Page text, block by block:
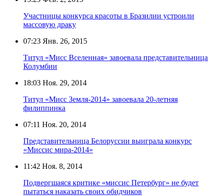
Участницы конкурса красоты в Бразилии устроили
массовую драку
07:23 Янв. 26, 2015
Титул «Мисс Вселенная» завоевала представительница
Колумбии
18:03 Ноя. 29, 2014
Титул «Мисс Земля-2014» завоевала 20-летняя
филиппинка
07:11 Ноя. 20, 2014
Представительница Белоруссии выиграла конкурс
«Миссис мира-2014»
11:42 Ноя. 8, 2014
Подвергшаяся критике «миссис Петербург» не будет
пытаться наказать своих обидчиков